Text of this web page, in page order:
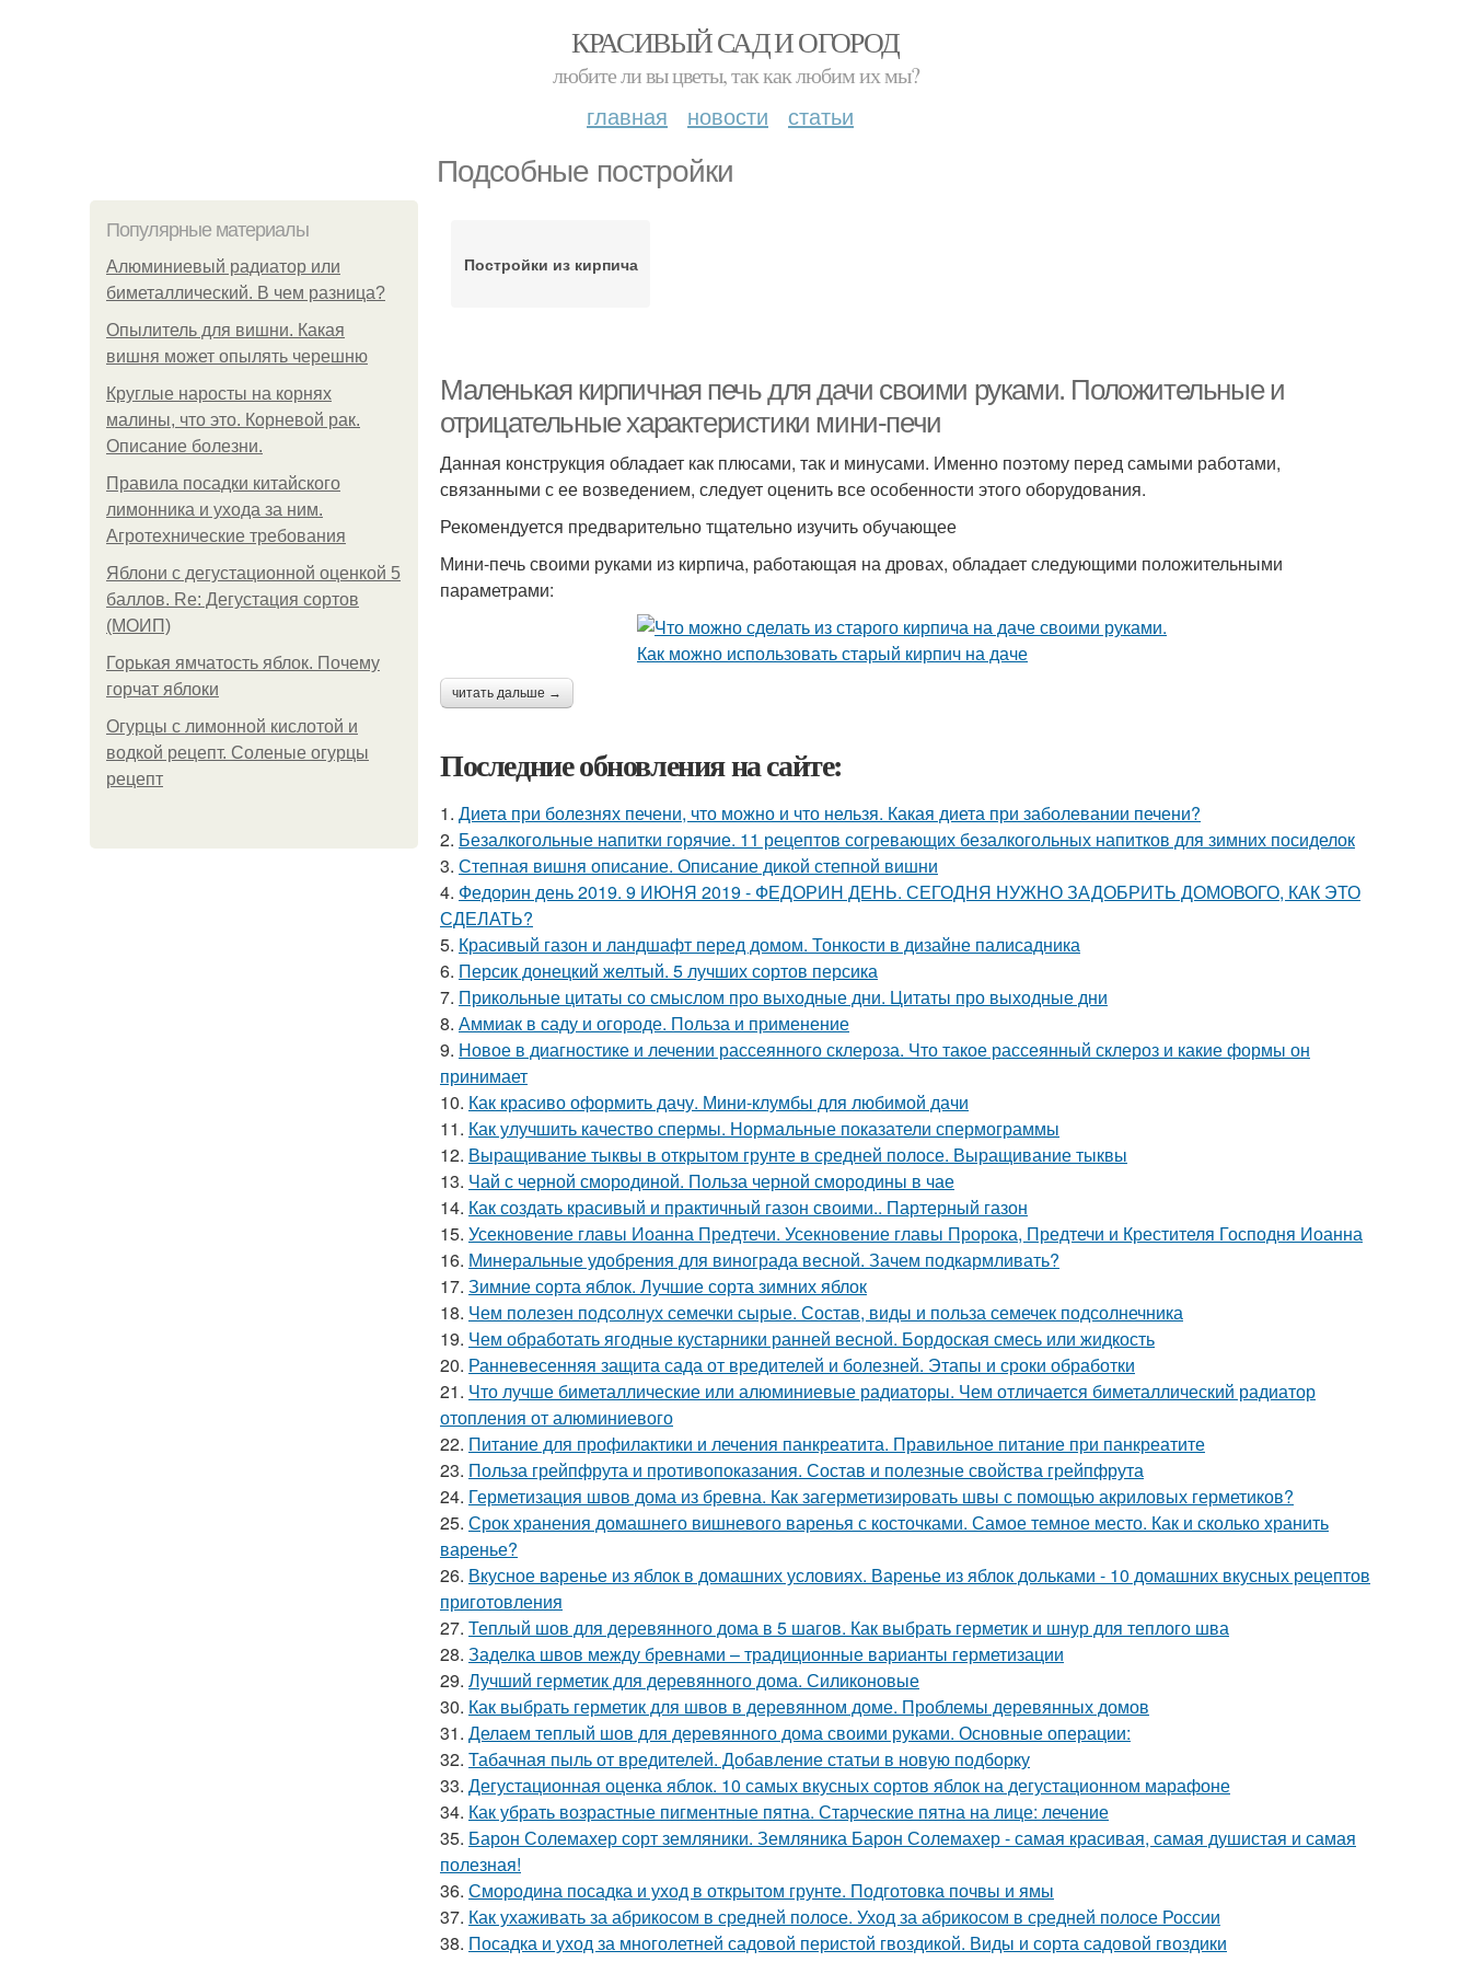
КРАСИВЫЙ САД И ОГОРОД
любите ли вы цветы, так как любим их мы?
главная новости статьи
Подсобные постройки
Популярные материалы
Алюминиевый радиатор или
биметаллический. В чем разница?
Опылитель для вишни. Какая
вишня может опылять черешню
Круглые наросты на корнях
малины, что это. Корневой рак.
Описание болезни.
Правила посадки китайского
лимонника и ухода за ним.
Агротехнические требования
Яблони с дегустационной оценкой 5
баллов. Re: Дегустация сортов
(МОИП)
Горькая ямчатость яблок. Почему
горчат яблоки
Огурцы с лимонной кислотой и
водкой рецепт. Соленые огурцы
рецепт
Постройки из кирпича
Маленькая кирпичная печь для дачи своими руками. Положительные и
отрицательные характеристики мини-печи
Данная конструкция обладает как плюсами, так и минусами. Именно поэтому перед самыми работами,
связанными с ее возведением, следует оценить все особенности этого оборудования.
Рекомендуется предварительно тщательно изучить обучающее
Мини-печь своими руками из кирпича, работающая на дровах, обладает следующими положительными
параметрами:
читать дальше →
Последние обновления на сайте:
1. Диета при болезнях печени, что можно и что нельзя. Какая диета при заболевании печени?
2. Безалкогольные напитки горячие. 11 рецептов согревающих безалкогольных напитков для зимних посиделок
3. Степная вишня описание. Описание дикой степной вишни
4. Федорин день 2019. 9 ИЮНЯ 2019 - ФЕДОРИН ДЕНЬ. СЕГОДНЯ НУЖНО ЗАДОБРИТЬ ДОМОВОГО, КАК ЭТО
СДЕЛАТЬ?
5. Красивый газон и ландшафт перед домом. Тонкости в дизайне палисадника
6. Персик донецкий желтый. 5 лучших сортов персика
7. Прикольные цитаты со смыслом про выходные дни. Цитаты про выходные дни
8. Аммиак в саду и огороде. Польза и применение
9. Новое в диагностике и лечении рассеянного склероза. Что такое рассеянный склероз и какие формы он
принимает
10. Как красиво оформить дачу. Мини-клумбы для любимой дачи
11. Как улучшить качество спермы. Нормальные показатели спермограммы
12. Выращивание тыквы в открытом грунте в средней полосе. Выращивание тыквы
13. Чай с черной смородиной. Польза черной смородины в чае
14. Как создать красивый и практичный газон своими.. Партерный газон
15. Усекновение главы Иоанна Предтечи. Усекновение главы Пророка, Предтечи и Крестителя Господня Иоанна
16. Минеральные удобрения для винограда весной. Зачем подкармливать?
17. Зимние сорта яблок. Лучшие сорта зимних яблок
18. Чем полезен подсолнух семечки сырые. Состав, виды и польза семечек подсолнечника
19. Чем обработать ягодные кустарники ранней весной. Бордоская смесь или жидкость
20. Ранневесенняя защита сада от вредителей и болезней. Этапы и сроки обработки
21. Что лучше биметаллические или алюминиевые радиаторы. Чем отличается биметаллический радиатор
отопления от алюминиевого
22. Питание для профилактики и лечения панкреатита. Правильное питание при панкреатите
23. Польза грейпфрута и противопоказания. Состав и полезные свойства грейпфрута
24. Герметизация швов дома из бревна. Как загерметизировать швы с помощью акриловых герметиков?
25. Срок хранения домашнего вишневого варенья с косточками. Самое темное место. Как и сколько хранить
варенье?
26. Вкусное варенье из яблок в домашних условиях. Варенье из яблок дольками - 10 домашних вкусных рецептов
приготовления
27. Теплый шов для деревянного дома в 5 шагов. Как выбрать герметик и шнур для теплого шва
28. Заделка швов между бревнами – традиционные варианты герметизации
29. Лучший герметик для деревянного дома. Силиконовые
30. Как выбрать герметик для швов в деревянном доме. Проблемы деревянных домов
31. Делаем теплый шов для деревянного дома своими руками. Основные операции:
32. Табачная пыль от вредителей. Добавление статьи в новую подборку
33. Дегустационная оценка яблок. 10 самых вкусных сортов яблок на дегустационном марафоне
34. Как убрать возрастные пигментные пятна. Старческие пятна на лице: лечение
35. Барон Солемахер сорт земляники. Земляника Барон Солемахер - самая красивая, самая душистая и самая
полезная!
36. Смородина посадка и уход в открытом грунте. Подготовка почвы и ямы
37. Как ухаживать за абрикосом в средней полосе. Уход за абрикосом в средней полосе России
38. Посадка и уход за многолетней садовой перистой гвоздикой. Виды и сорта садовой гвоздики